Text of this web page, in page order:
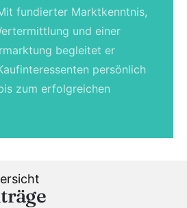
fundierter Marktkenntnis,
und einer
begleitet er
persönlich
zum erfolgreichen